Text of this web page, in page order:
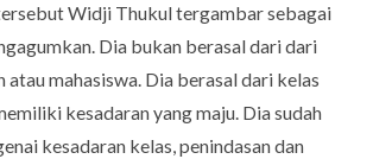
Widji Thukul tergambar sebagai
Dia bukan berasal dari dari
atau mahasiswa. Dia berasal dari kelas
kesadaran yang maju. Dia sudah
kesadaran kelas, penindasan dan